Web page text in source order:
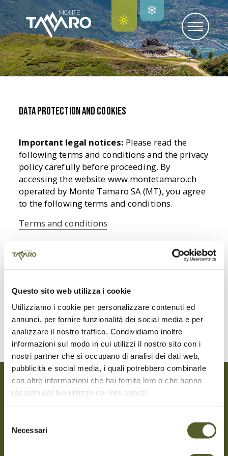
Questo sito web utilizza i cookie
Utilizziamo i cookie per personalizzare contenuti ed
annunci, per fornire funzionalità dei social media e per
analizzare il nostro traffico. Condividiamo inoltre
informazioni sul modo in cui utilizzi il nostro sito con i
nostri partner che si occupano di analisi dei dati web,
pubblicità e social media, i quali potrebbero combinarle
con altre informazioni che hai fornito loro o che hanno
raccolto dal tuo utilizzo dei loro servizi.
delNecessari
Data protection and cookies
Important legal notices: Please read the
following terms and conditions and the privacy
policy carefully before proceeding. By
accessing the website www.montetamaro.ch
operated by Monte Tamaro SA (MT), you agree
to the following terms and conditions.
Terms and conditions
Data protection
Read the full privacy policy here. (Currently
available in Italian only)